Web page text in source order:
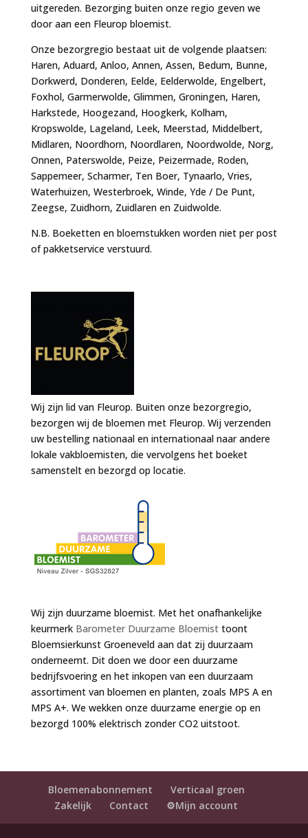
uitgereden. Bezorging buiten onze regio geven we
door aan een Fleurop bloemist.
Onze bezorgregio bestaat uit de volgende plaatsen:
Haren, Aduard, Anloo, Annen, Assen, Bedum, Bunne,
Dorkwerd, Donderen, Eelde, Eelderwolde, Engelbert,
Foxhol, Garmerwolde, Glimmen, Groningen, Haren,
Harkstede, Hoogezand, Hoogkerk, Kolham,
Kropswolde, Lageland, Leek, Meerstad, Middelbert,
Midlaren, Noordhorn, Noordlaren, Noordwolde, Norg,
Onnen, Paterswolde, Peize, Peizermade, Roden,
Sappemeer, Scharmer, Ten Boer, Tynaarlo, Vries,
Waterhuizen, Westerbroek, Winde, Yde / De Punt,
Zeegse, Zuidhorn, Zuidlaren en Zuidwolde.
N.B. Boeketten en bloemstukken worden niet per post
of pakketservice verstuurd.
Wij zijn lid van Fleurop. Buiten onze bezorgregio,
bezorgen wij de bloemen met Fleurop. Wij verzenden
uw bestelling nationaal en internationaal naar andere
lokale vakbloemisten, die vervolgens het boeket
samenstelt en bezorgd op locatie.
Wij zijn duurzame bloemist. Met het onafhankelijke
keurmerk Barometer Duurzame Bloemisttoont
Bloemsierkunst Groeneveld aan dat zij duurzaam
onderneemt. Dit doen we door een duurzame
bedrijfsvoering en het inkopen van een duurzaam
assortiment van bloemen en planten, zoals MPS A en
MPS A+. We wekken onze duurzame energie op en
bezorgd 100% elektrisch zonder CO2 uitstoot.
Bloemenabonnement
Verticaal groen
Zakelijk
Contact ⚙️Mijn account